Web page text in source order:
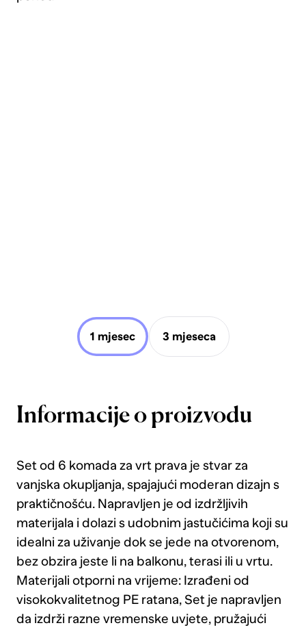
1 mjesec 3 mjeseca
Informacije o proizvodu
Set od 6 komada za vrt prava je stvar za
vanjska okupljanja, spajajući moderan dizajn s
praktičnošću. Napravljen je od izdržljivih
materijala i dolazi s udobnim jastučićima koji su
idealni za uživanje dok se jede na otvorenom,
bez obzira jeste li na balkonu, terasi ili u vrtu.
Materijali otporni na vrijeme: Izrađeni od
visokokvalitetnog PE ratana, Set je napravljen
da izdrži razne vremenske uvjete, pružajući